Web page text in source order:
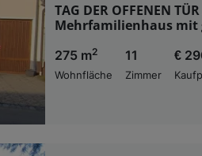
TAG DER OFFENEN
Mehrfamilienhaus mit
275 m2
Wohnfläche
11
Zimmer
€